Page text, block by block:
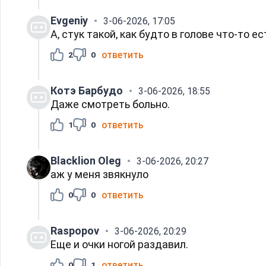
Evgeniy 3-06-2026, 17:05
А, стук такой, как будто в голове что-то
2 0 ответить
Котэ Барбудо 3-06-2026, 18:55
Даже смотреть больно.
1 0 ответить
Blacklion Oleg 3-06-2026, 20:27
аж у меня звякнуло
0 0 ответить
Raspopov 3-06-2026, 20:29
Еще и очки ногой раздавил.